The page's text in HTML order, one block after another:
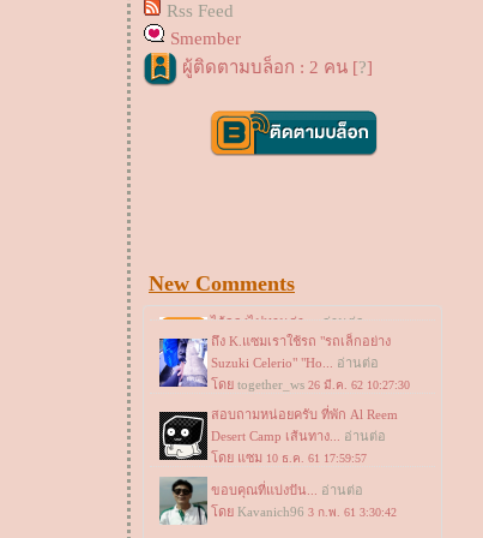
Rss Feed
Smember
ผู้ติดตามบล็อก : 2 คน [?]
New Comments